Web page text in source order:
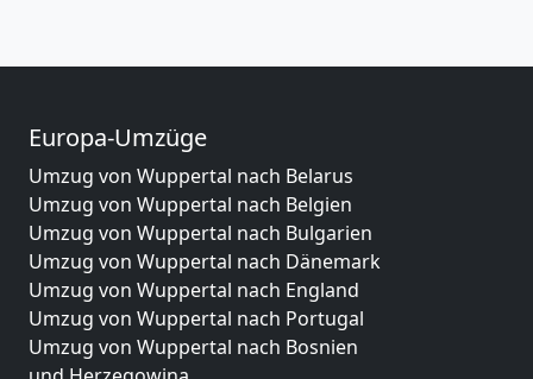
Europa-Umzüge
Umzug von Wuppertal nach Belarus
Umzug von Wuppertal nach Belgien
Umzug von Wuppertal nach Bulgarien
Umzug von Wuppertal nach Dänemark
Umzug von Wuppertal nach England
Umzug von Wuppertal nach Portugal
Umzug von Wuppertal nach Bosnien